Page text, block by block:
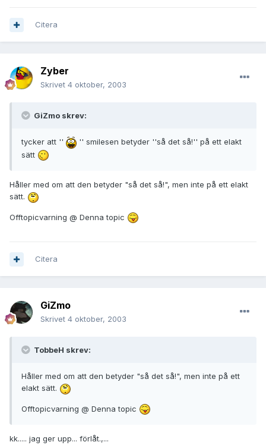
Citera
Zyber
Skrivet 4 oktober, 2003
GiZmo skrev:
tycker att ''
'' smilesen betyder ''så det så!'' på ett elakt
sätt
Håller med om att den betyder "så det så!", men inte på ett elakt
sätt.
Offtopicvarning @ Denna topic
Citera
GiZmo
Skrivet 4 oktober, 2003
TobbeH skrev:
Håller med om att den betyder "så det så!", men inte på ett
elakt sätt.
Offtopicvarning @ Denna topic
kk..... jag ger upp... förlåt.,...